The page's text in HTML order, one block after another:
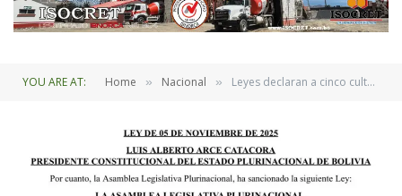
YOU ARE AT: Home » Nacional » Leyes declaran a cinco culturas de Poroma como patrimonio inmaterial y de interés nacional a la feria ganadera de Villa Alcalá